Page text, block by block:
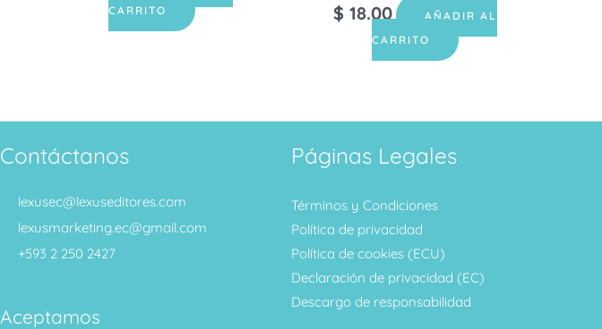
CARRITO
$ 18.00
AÑADIR AL
CARRITO
Contáctanos
lexusec@lexuseditores.com
lexusmarketing.ec@gmail.com
+593 2 250 2427
Aceptamos
Páginas Legales
Términos y Condiciones
Política de privacidad
Política de cookies (ECU)
Declaración de privacidad (EC)
Descargo de responsabilidad